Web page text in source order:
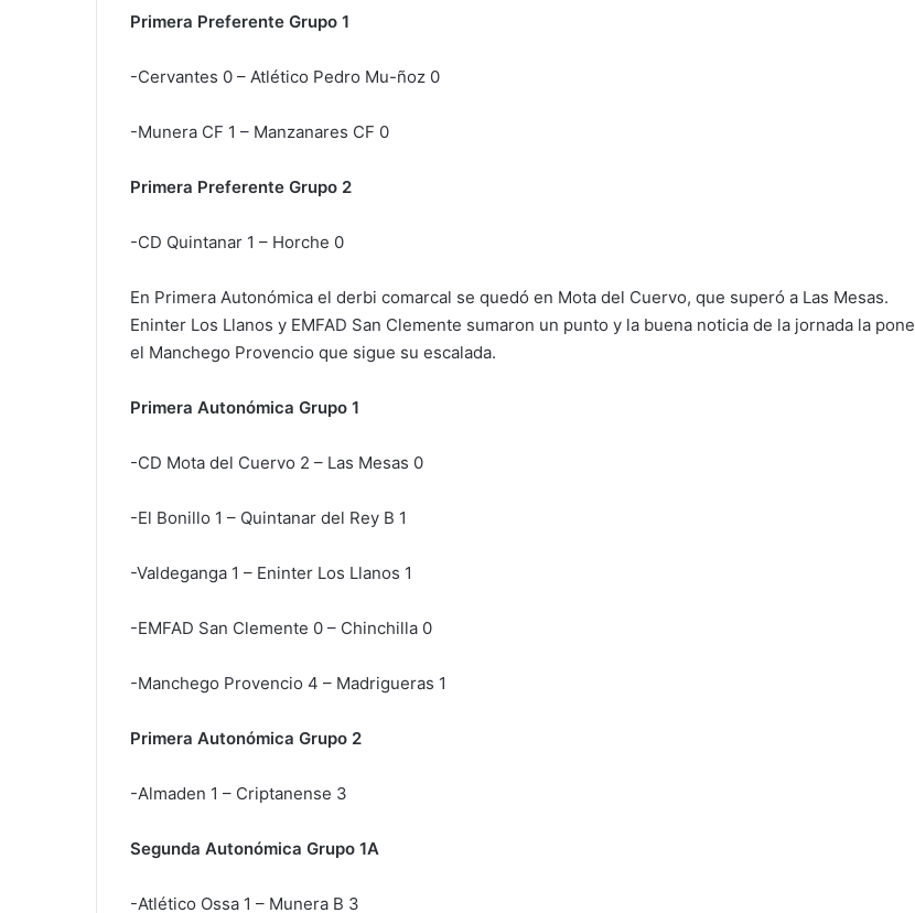
Primera Preferente Grupo 1
-Cervantes 0 – Atlético Pedro Mu-ñoz 0
-Munera CF 1 – Manzanares CF 0
Primera Preferente Grupo 2
-CD Quintanar 1 – Horche 0
En Primera Autonómica el derbi comarcal se quedó en Mota del Cuervo, que superó a Las Mesas.
Eninter Los Llanos y EMFAD San Clemente sumaron un punto y la buena noticia de la jornada la pone
el Manchego Provencio que sigue su escalada.
Primera Autonómica Grupo 1
-CD Mota del Cuervo 2 – Las Mesas 0
-El Bonillo 1 – Quintanar del Rey B 1
-Valdeganga 1 – Eninter Los Llanos 1
-EMFAD San Clemente 0 – Chinchilla 0
-Manchego Provencio 4 – Madrigueras 1
Primera Autonómica Grupo 2
-Almaden 1 – Criptanense 3
Segunda Autonómica Grupo 1A
-Atlético Ossa 1 – Munera B 3